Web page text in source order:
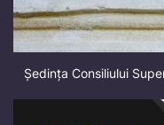
Ședința Consiliului